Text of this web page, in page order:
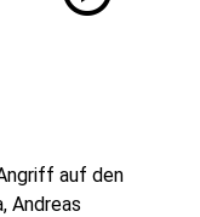
auf den
Andreas